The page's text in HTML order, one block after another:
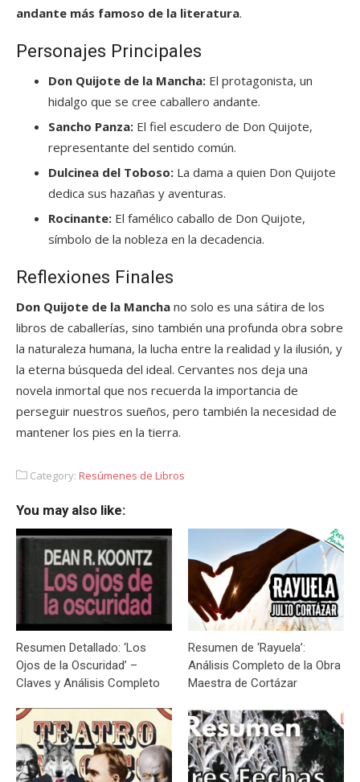
andante más famoso de la literatura.
Personajes Principales
Don Quijote de la Mancha: El protagonista, un
hidalgo que se cree caballero andante.
Sancho Panza: El fiel escudero de Don Quijote,
representante del sentido común.
Dulcinea del Toboso: La dama a quien Don Quijote
dedica sus hazañas y aventuras.
Rocinante: El famélico caballo de Don Quijote,
símbolo de la nobleza en la decadencia.
Reflexiones Finales
Don Quijote de la Mancha no solo es una sátira de los
libros de caballerías, sino también una profunda obra sobre
la naturaleza humana, la lucha entre la realidad y la ilusión, y
la eterna búsqueda del ideal. Cervantes nos deja una
novela inmortal que nos recuerda la importancia de
perseguir nuestros sueños, pero también la necesidad de
mantener los pies en la tierra.
Category: Resúmenes de Libros
You may also like:
Resumen Detallado: ‘Los
Ojos de la Oscuridad’ –
Claves y Análisis Completo
Resumen de ‘Rayuela’:
Análisis Completo de la Obra
Maestra de Cortázar